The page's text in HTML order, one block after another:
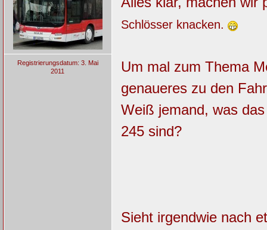
Registrierungsdatum: 3. Mai
2011
Schlösser knacken.
Um mal zum Thema
genaueres zu den
Weiß jemand, was
245 sind?
Sieht irgendwie nach